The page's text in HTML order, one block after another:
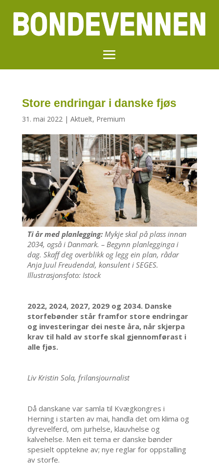
Store endringar i danske fjøs
31. mai 2022| Aktuelt, Premium
Ti år med planlegging:Mykje skal på plass innan
2034, også i Danmark. – Begynn planlegginga i
dag. Skaff deg overblikk og legg ein plan, rådar
Anja Juul Freudendal, konsulent i SEGES.
Illustrasjonsfoto: Istock
2022, 2024, 2027, 2029 og 2034. Danske
storfebønder står framfor store endringar
og investeringar dei neste åra, når skjerpa
krav til hald av storfe skal gjennomførast i
alle fjøs.
Liv Kristin Sola, frilansjournalist
Då danskane var samla til Kvægkongres i
Herning i starten av mai, handla det om klima og
dyrevelferd, om jurhelse, klauvhelse og
kalvehelse. Men eit tema er danske bønder
spesielt opptekne av; nye reglar for oppstalling
av storfe.